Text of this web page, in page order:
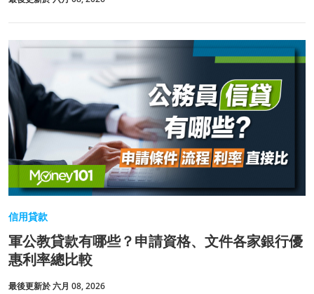
信用貸款
軍公教貸款有哪些？申請資格、文件各家銀行優
惠利率總比較
最後更新於 六月 08, 2026